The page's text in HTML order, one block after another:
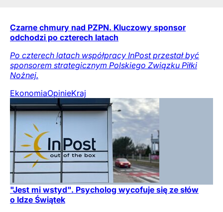
Czarne chmury nad PZPN. Kluczowy sponsor
odchodzi po czterech latach
Po czterech latach współpracy InPost przestał być
sponsorem strategicznym Polskiego Związku Piłki
Nożnej.
EkonomiaOpinieKraj
"Jest mi wstyd". Psycholog wycofuje się ze słów
o Idze Świątek